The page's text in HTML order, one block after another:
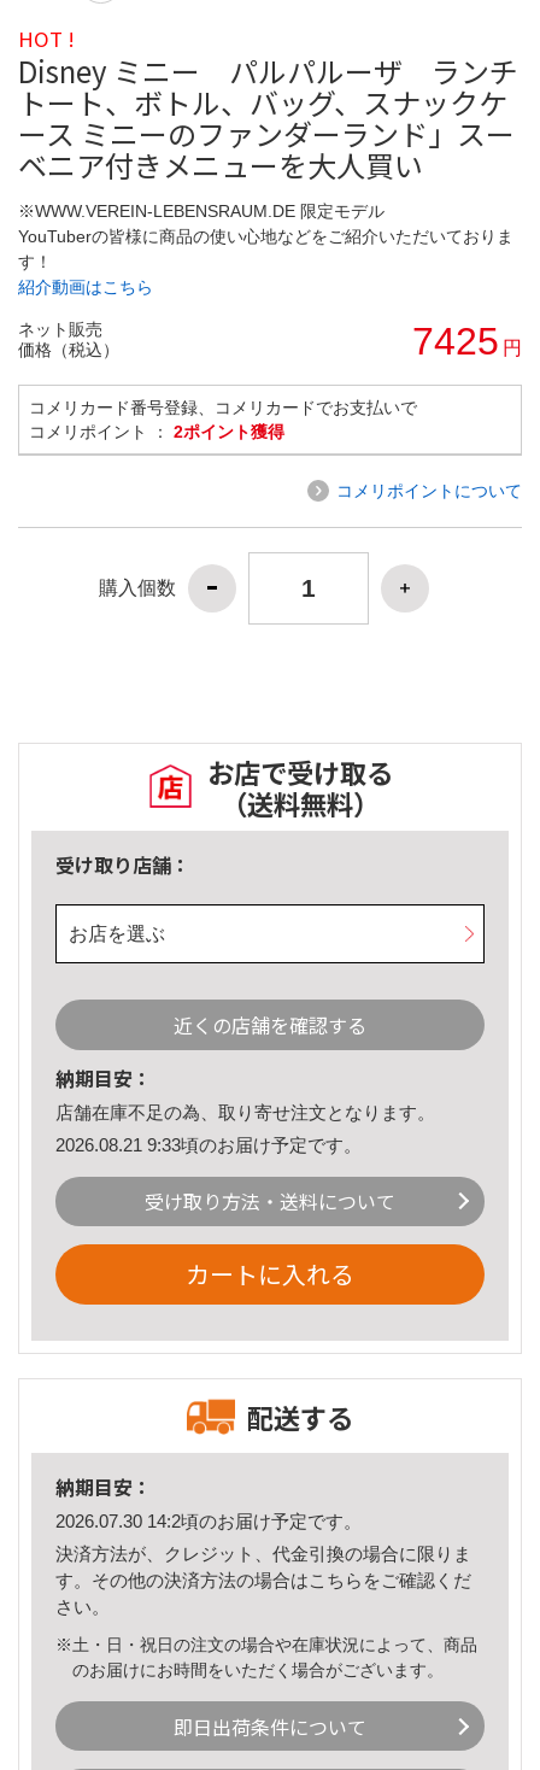
HOT !
Disney ミニー パルパルーザ ランチ
トート、ボトル、バッグ、スナックケ
ース ミニーのファンダーランド」スー
ベニア付きメニューを大人買い
※WWW.VEREIN-LEBENSRAUM.DE 限定モデル
YouTuberの皆様に商品の使い心地などをご紹介いただいておりま
す！
紹介動画はこちら
ネット販売
価格（税込）
7425 円
コメリカード番号登録、コメリカードでお支払いで
コメリポイント ： 2ポイント獲得
コメリポイントについて
購入個数
お店で受け取る
（送料無料）
受け取り店舗：
お店を選ぶ
近くの店舗を確認する
納期目安：
店舗在庫不足の為、取り寄せ注文となります。
2026.08.21 9:33頃のお届け予定です。
受け取り方法・送料について
カートに入れる
配送する
納期目安：
2026.07.30 14:2頃のお届け予定です。
決済方法が、クレジット、代金引換の場合に限りま
す。その他の決済方法の場合はこちら をご確認くだ
さい。
※土・日・祝日の注文の場合や在庫状況によって、商品
のお届けにお時間をいただく場合がございます。
即日出荷条件について